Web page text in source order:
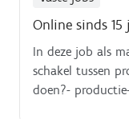
en registreren
leveringsbonnen
Online sinds 15
In deze job als
schakel tussen
doen?-